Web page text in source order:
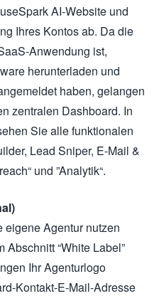
AI-Website und
Ihres Kontos ab. Da die
Anwendung ist,
herunterladen und
haben, gelangen
zentralen Dashboard. In
Sie alle funktionalen
Lead Sniper, E-Mail &
und ”Analytik“.
eigene Agentur nutzen
Abschnitt “White Label”
Ihr Agenturlogo
Kontakt-E-Mail-Adresse